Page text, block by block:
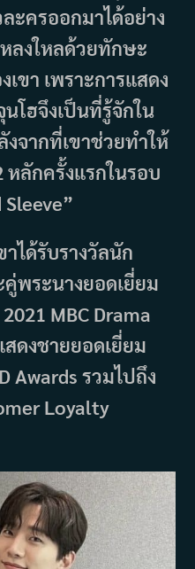
ะครออกมาได้อย่าง
ลงใหลด้วยทักษะ
ขา เพราะการแสดง
โฮจึงเป็นที่รู้จักใน
จากที่เขาช่วยทำให้
หลักครั้งแรกในรอบ
Sleeve”
ได้รับรางวัลนัก
พระนางยอดเยี่ยม
MBC Drama
ดงชายยอดเยี่ยม
Awards รวมไปถึง
Loyalty